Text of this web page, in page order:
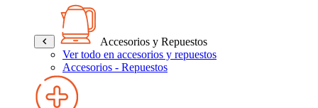
Accesorios y Repuestos
Ver todo en accesorios y repuestos
Accesorios - Repuestos